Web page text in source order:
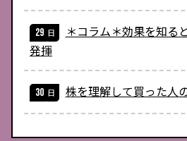
＊コラム＊効果を知る
発揮
株を理解して買った人